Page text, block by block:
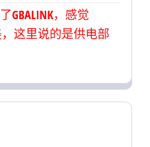
GBALINK，感觉
，这里说的是供电部